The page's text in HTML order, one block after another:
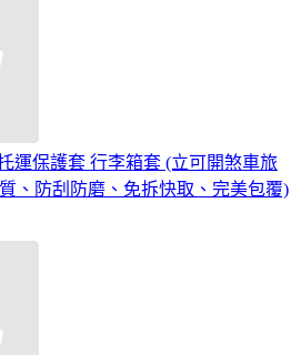
運保護套 行李箱套 (立可開煞車旅
、防刮防磨、免拆快取、完美包覆)